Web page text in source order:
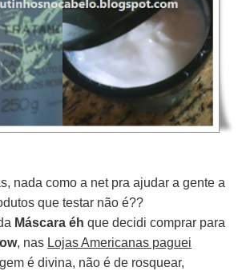
nada como a net pra ajudar a gente a
que testar não é??
Máscara éh que decidi comprar para
, nas Lojas Americanas paguei
é divina, não é de rosquear,